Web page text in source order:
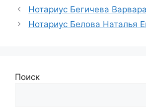
Нотариус Бегичева
Нотариус Белова Наталья
Поиск